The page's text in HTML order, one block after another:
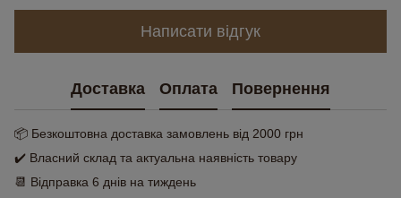
Написати відгук
Доставка Оплата Повернення
📦 Безкоштовна доставка замовлень від 2000 грн
✔️ Власний склад та актуальна наявність товару
📆 Відправка 6 днів на тиждень